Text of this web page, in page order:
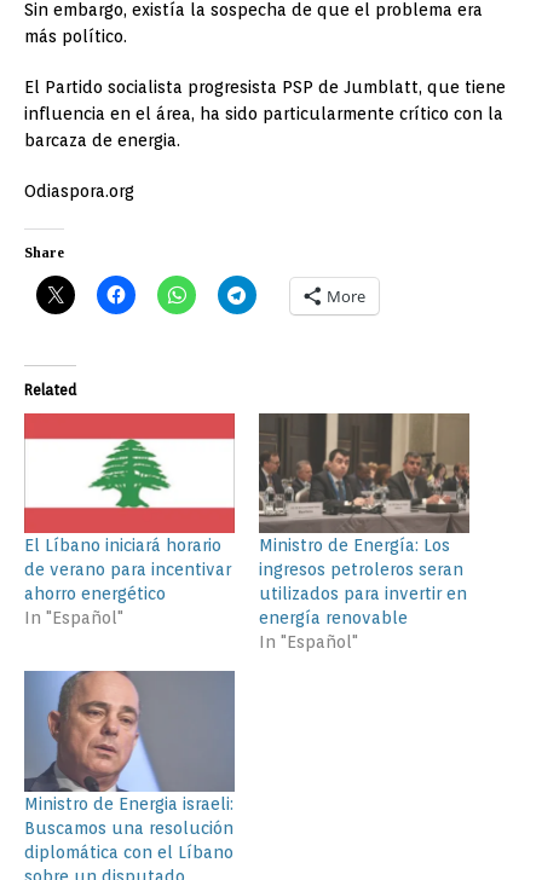
Sin embargo, existía la sospecha de que el problema era
más político.
El Partido socialista progresista PSP de Jumblatt, que tiene
influencia en el área, ha sido particularmente crítico con la
barcaza de energia.
Odiaspora.org
Share
More
Related
El Líbano iniciará horario
de verano para incentivar
ahorro energético
In "Español"
Ministro de Energía: Los
ingresos petroleros seran
utilizados para invertir en
energía renovable
In "Español"
Ministro de Energia israeli:
Buscamos una resolución
diplomática con el Líbano
sobre un disputado